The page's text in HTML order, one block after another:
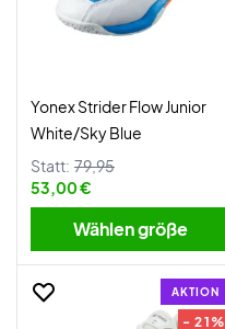
Yonex Strider Flow Junior
White/Sky Blue
Statt: 79,95
53,00 €
Wählen größe
AKTION
- 21%